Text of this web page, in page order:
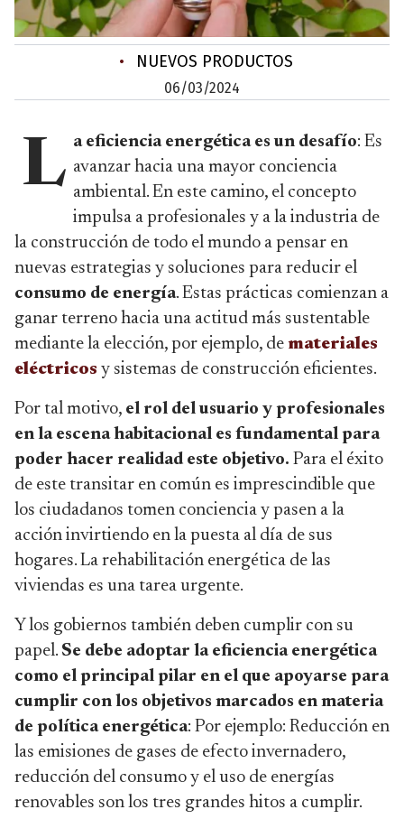
• NUEVOS PRODUCTOS
06/03/2024
L a eficiencia energética es un desafío: Es
avanzar hacia una mayor conciencia
ambiental. En este camino, el concepto
impulsa a profesionales y a la industria de
la construcción de todo el mundo a pensar en
nuevas estrategias y soluciones para reducir el
consumo de energía. Estas prácticas comienzan a
ganar terreno hacia una actitud más sustentable
mediante la elección, por ejemplo, de materiales
eléctricos y sistemas de construcción eficientes.
Por tal motivo, el rol del usuario y profesionales
en la escena habitacional es fundamental para
poder hacer realidad este objetivo. Para el éxito
de este transitar en común es imprescindible que
los ciudadanos tomen conciencia y pasen a la
acción invirtiendo en la puesta al día de sus
hogares. La rehabilitación energética de las
viviendas es una tarea urgente.
Y los gobiernos también deben cumplir con su
papel. Se debe adoptar la eficiencia energética
como el principal pilar en el que apoyarse para
cumplir con los objetivos marcados en materia
de política energética: Por ejemplo: Reducción en
las emisiones de gases de efecto invernadero,
reducción del consumo y el uso de energías
renovables son los tres grandes hitos a cumplir.